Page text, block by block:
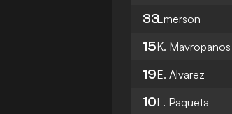
33Emerson
15K. Mavropanos
19E. Alvarez
10L. Paqueta